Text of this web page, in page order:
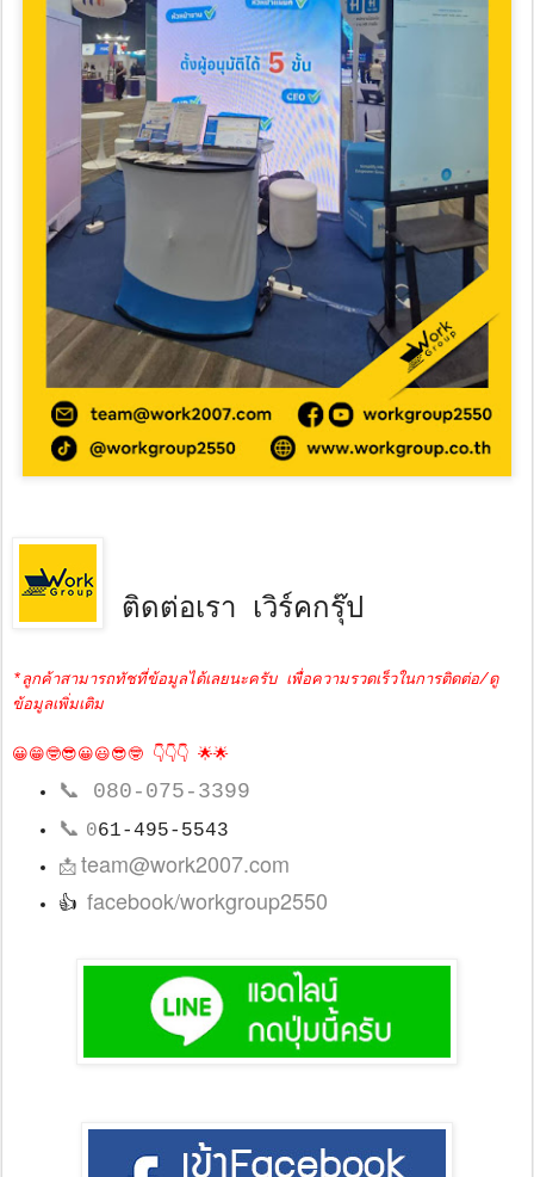
ติดต่อเรา เวิร์คกรุ๊ป
*ลูกค้าสามารถทัชที่ข้อมูลได้เลยนะครับ เพื่อความรวดเร็วในการติดต่อ/ดู
ข้อมูลเพิ่มเติม
😀😁🤓😎😀😃😎🤓 👇👇👇 🌟🌟
📞 080-075-3399
📞 061-495-5543
📩team@work2007.com
👍 facebook/workgroup2550